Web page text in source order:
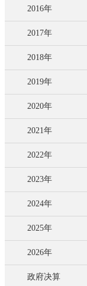
2016年
2017年
2018年
2019年
2020年
2021年
2022年
2023年
2024年
2025年
2026年
政府决算